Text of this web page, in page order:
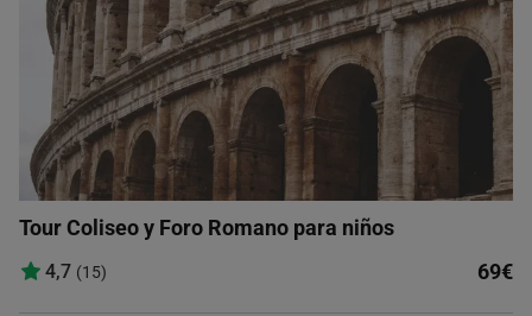
Tour Coliseo y Foro Romano para niños
4,7 (15) 69€